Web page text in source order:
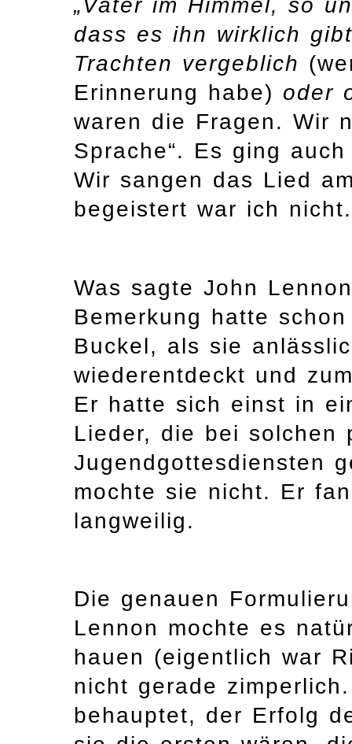
„Vater im Himmel, so
dass es ihn wirklich
Trachten vergeblich
Erinnerung habe) oder
waren die Fragen. Wir
Sprache“. Es ging
Wir sangen das Lied
begeistert war ich nicht.
Was sagte John
Bemerkung hatte
Buckel, als sie
wiederentdeckt und
Er hatte sich einst in
Lieder, die bei solchen
Jugendgottesdiensten
mochte sie nicht. Er
langweilig.
Die genauen
Lennon mochte es
hauen (eigentlich war
nicht gerade
behauptet, der Erfolg